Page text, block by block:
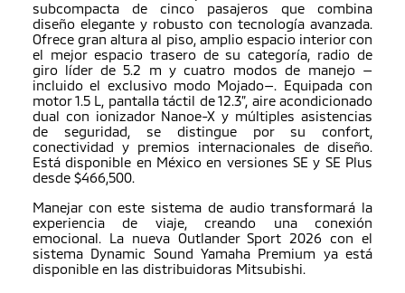
subcompacta de cinco pasajeros que combina
diseño elegante y robusto con tecnología avanzada.
Ofrece gran altura al piso, amplio espacio interior con
el mejor espacio trasero de su categoría, radio de
giro líder de 5.2 m y cuatro modos de manejo —
incluido el exclusivo modo Mojado—. Equipada con
motor 1.5 L, pantalla táctil de 12.3”, aire acondicionado
dual con ionizador Nanoe-X y múltiples asistencias
de seguridad, se distingue por su confort,
conectividad y premios internacionales de diseño.
Está disponible en México en versiones SE y SE Plus
desde $466,500.
Manejar con este sistema de audio transformará la
experiencia de viaje, creando una conexión
emocional. La nueva Outlander Sport 2026 con el
sistema Dynamic Sound Yamaha Premium ya está
disponible en las distribuidoras Mitsubishi.